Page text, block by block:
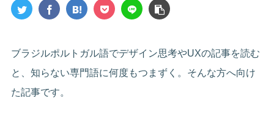
ブラジルポルトガル語でデザイン思考やUXの記事を読む
と、知らない専門語に何度もつまずく。そんな方へ向け
た記事です。